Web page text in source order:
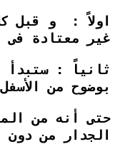
اولاً : و قبل
غير معتادة فى
ثانياً : ستبدأ
بوضوح من
حتى أنه من
الجدار من